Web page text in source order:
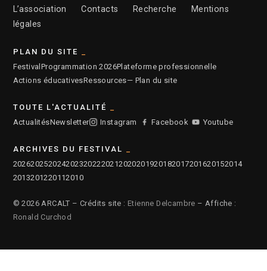
L’association
Contacts Recherche
Mentions
légales
PLAN DU SITE
Festival Programmation 2026Plateforme professionnelle
Actions éducativesRessources— Plan du site
TOUTE L'ACTUALITÉ
ActualitésNewsletter Instagram Facebook Youtube
ARCHIVES DU FESTIVAL
2026202520242023202220212020201920182017201620152014
2013201220112010
© 2026 ARCALT – Crédits site : Etienne Delcambre – Affiche :
Ronald Curchod